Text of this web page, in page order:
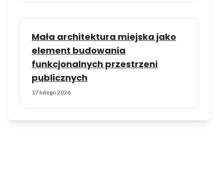
Mała architektura miejska jako
element budowania
funkcjonalnych przestrzeni
publicznych
17 lutego 2026